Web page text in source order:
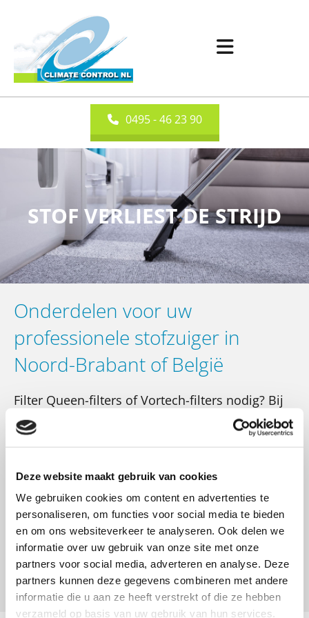
Deze website maakt gebruik van cookies
We gebruiken cookies om content en advertenties te
personaliseren, om functies voor social media te bieden
en om ons websiteverkeer te analyseren. Ook delen we
informatie over uw gebruik van onze site met onze
partners voor social media, adverteren en analyse. Deze
partners kunnen deze gegevens combineren met andere
informatie die u aan ze heeft verstrekt of die ze hebben
verzameld op basis van uw gebruik van hun services.
0495 - 46 23 90
STOF VERLIEST DE STRIJD
Onderdelen voor uw
professionele stofzuiger in
Noord-Brabant of België
Filter Queen-filters of Vortech-filters nodig? Bij
Climate Control Nederland bestelt u gemakkelijk
online alle benodigde onderdelen voor uw
reinigingssysteem van Filter Queen en Vortech
Force. We verzenden uw producten met de
pakketpost van PostNL (€ 6,95 tot 10 kg). Voor
meer informatie over onze producten voor uw
professionele stofzuiger van Filter Queen of
Vortech Force neemt u contact op.
CONTACT OPNEMEN